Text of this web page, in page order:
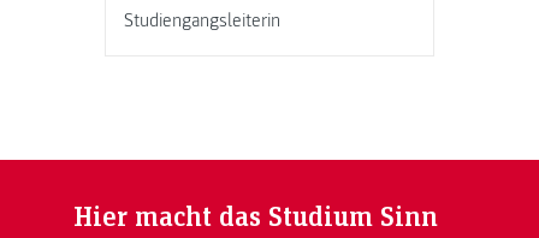
Studiengangsleiterin
Hier macht das Studium Sinn